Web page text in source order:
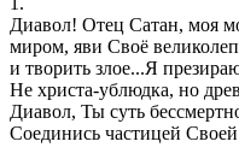
Диавол! Отец Сатан, моя
миром, яви Своё
и творить злое...Я
Не христа-ублюдка, но
Диавол, Ты суть
Соединись частицей